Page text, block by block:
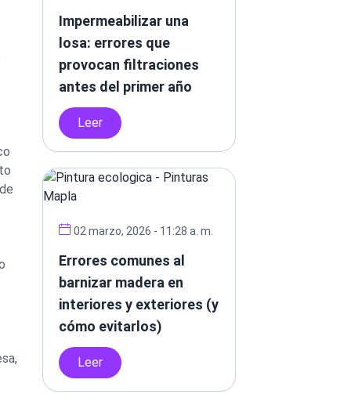
Impermeabilizar una
losa: errores que
provocan filtraciones
antes del primer año
Leer
02 marzo, 2026 - 11:28 a. m.
Errores comunes al
barnizar madera en
interiores y exteriores (y
cómo evitarlos)
Leer